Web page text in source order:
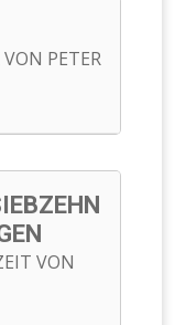
PETER
VON